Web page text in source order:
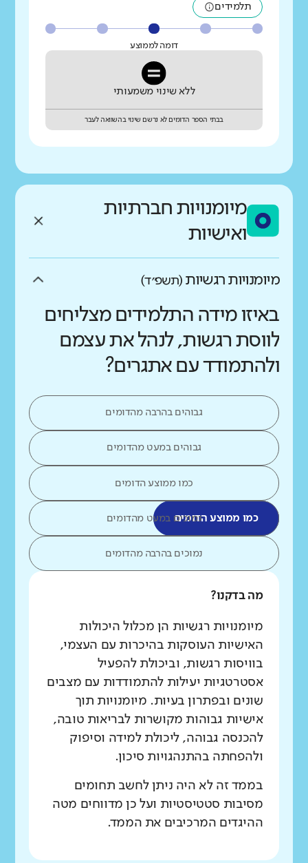
תלמידים
דומה לממוצע
ללא שינוי משמעותי
בבתי הספר הדומים לא נרשם שינוי בהשוואה לעבר
מיומנויות חברתיות
ואישיות
מיומנויות רגשיות (תשפ״ד)
באיזו מידה התלמידים מצליחים
לווסת רגשות, לנהל את עצמם
ולהתמודד עם אתגרים?
גבוהים בהרבה מהדומים
גבוהים במעט מהדומים
כמו ממוצע הדומים
כמו ממוצע הדומיםנמוכים במעט מהדומים
נמוכים בהרבה מהדומים
מה בדקנו?
מיומנויות רגשיות הן מכלול היכולות
האישיות העוסקות בהיכרות עם העצמי,
בוויסות רגשות, וביכולת להפעיל
אסטרטגיות יעילות להתמודדות עם מצבים
שונים ובפתרון בעיות. מיומנויות תוך
אישיות גבוהות מקושרות לבריאות טובה,
להכנסה גבוהה, ליכולת למידה וסיפוק
ולהפחתה בהתנהגויות סיכון.
בממד זה לא היה ניתן לחשב תחומים
מסיבות סטטיסטיות ועל כן מדווחים מטה
ההיגדים המרכיבים את הממד.